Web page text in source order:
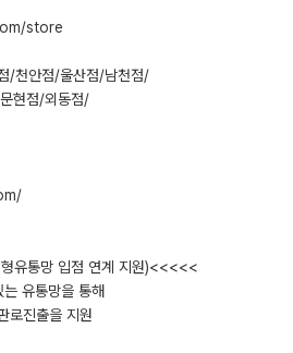
store
/천안점/울산점/남천점/
현점/외동점/
유통망 입점 연계 지원)<<<<<
유통망을 통해
로진출을 지원